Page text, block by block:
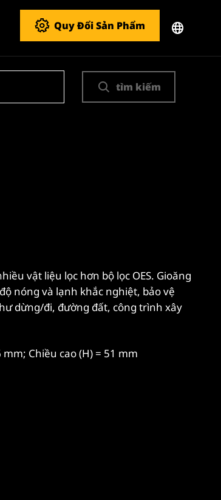
Quy Đổi Sản Phẩm
tìm kiếm
vật liệu lọc hơn bộ lọc OES. Gioăng
nóng và lạnh khắc nghiệt, bảo vệ
dừng/đi, đường đất, công trình xây
Chiều cao (H) = 51 mm